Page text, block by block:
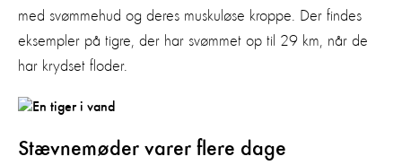
med svømmehud og deres muskuløse kroppe. Der findes
eksempler på tigre, der har svømmet op til 29 km, når de
har krydset floder.
Stævnemøder varer flere dage